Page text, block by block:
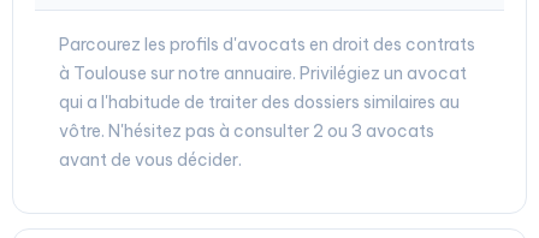
Parcourez les profils d'avocats en droit des contrats
à Toulouse sur notre annuaire. Privilégiez un avocat
qui a l'habitude de traiter des dossiers similaires au
vôtre. N'hésitez pas à consulter 2 ou 3 avocats
avant de vous décider.